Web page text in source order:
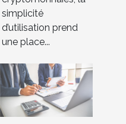
échanges
de cryptos
simplicité
d’utilisation prend
une place...